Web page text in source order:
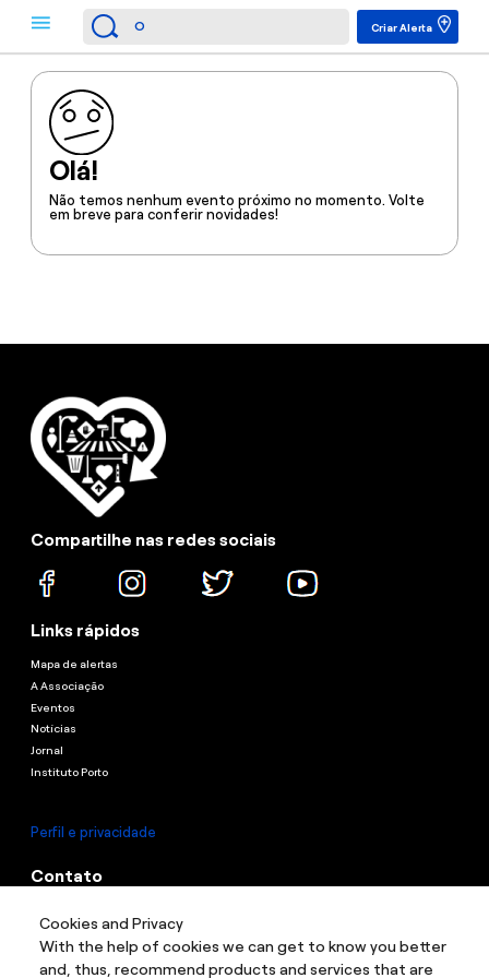
Cookies and Privacy
With the help of cookies we can get to know you better
and, thus, recommend products and services that are
Criar Alerta
Olá!
Não temos nenhum evento próximo no momento. Volte
em breve para conferir novidades!
Compartilhe nas redes sociais
Links rápidos
Mapa de alertas
A Associação
Eventos
Notícias
Jornal
Instituto Porto
Perfil e privacidade
Contato
Endereço:Rua Guaianazes, 1087 - Campos Elíseos, São Paulo - Sp, 01204-
003